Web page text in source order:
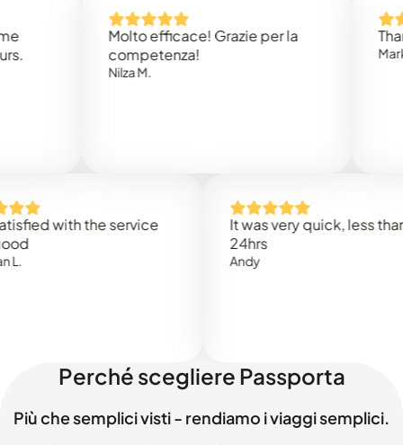
Molto efficace! Grazie per la
competenza!
Nilza M.
Thank
Mark N.
with the service
It was very quick, less than
Perché scegliere Passporta
Più che semplici visti - rendiamo i viaggi semplici.